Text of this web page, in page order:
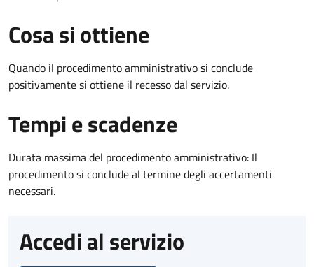
Cosa si ottiene
Quando il procedimento amministrativo si conclude
positivamente si ottiene il recesso dal servizio.
Tempi e scadenze
Durata massima del procedimento amministrativo: Il
procedimento si conclude al termine degli accertamenti
necessari.
Accedi al servizio